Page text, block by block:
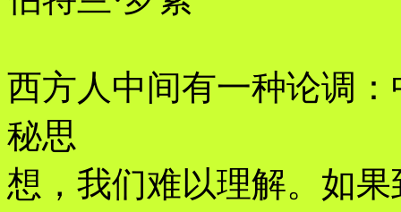
西方人中间有一种论调
秘思
想，我们难以理解。如